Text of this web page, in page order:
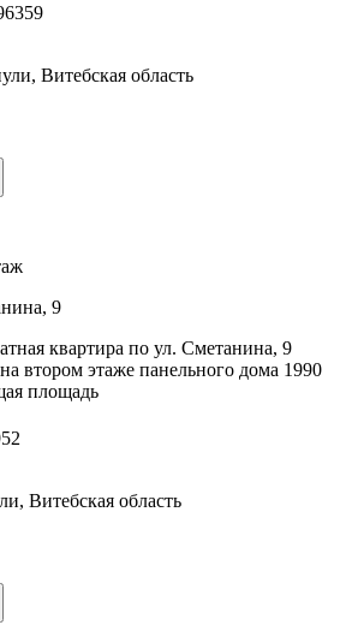
Витебская область
9
квартира по ул. Сметанина, 9
втором этаже панельного дома 1990
площадь
Витебская область